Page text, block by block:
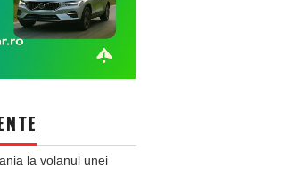
la volanul unei